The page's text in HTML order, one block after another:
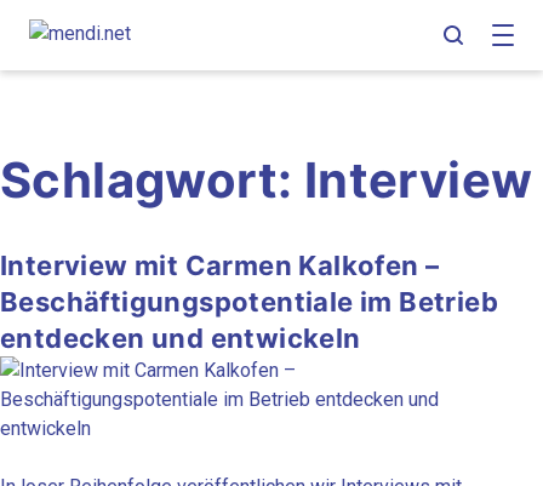
main
content
footer
Schlagwort: Interview
Interview mit Carmen Kalkofen –
Beschäftigungspotentiale im Betrieb
entdecken und entwickeln